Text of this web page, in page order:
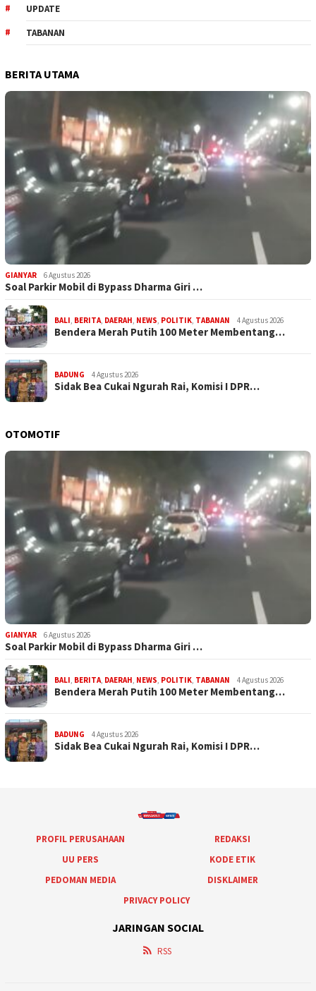
UPDATE
TABANAN
BERITA UTAMA
GIANYAR 6 Agustus 2026
Soal Parkir Mobil di Bypass Dharma Giri …
BALI, BERITA, DAERAH, NEWS, POLITIK, TABANAN 4 Agustus 2026
Bendera Merah Putih 100 Meter Membentang…
BADUNG 4 Agustus 2026
Sidak Bea Cukai Ngurah Rai, Komisi I DPR…
OTOMOTIF
GIANYAR 6 Agustus 2026
Soal Parkir Mobil di Bypass Dharma Giri …
BALI, BERITA, DAERAH, NEWS, POLITIK, TABANAN 4 Agustus 2026
Bendera Merah Putih 100 Meter Membentang…
BADUNG 4 Agustus 2026
Sidak Bea Cukai Ngurah Rai, Komisi I DPR…
PROFIL PERUSAHAAN
REDAKSI
UU PERS
KODE ETIK
PEDOMAN MEDIA
DISKLAIMER
PRIVACY POLICY
JARINGAN SOCIAL
RSS